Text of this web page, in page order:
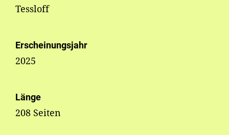
Tessloff
Erscheinungsjahr
2025
Länge
208 Seiten